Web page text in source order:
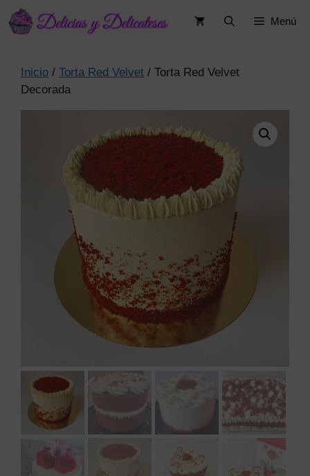
Saltar
Menú
Inicio / Torta Red Velvet / Torta Red Velvet
Decorada